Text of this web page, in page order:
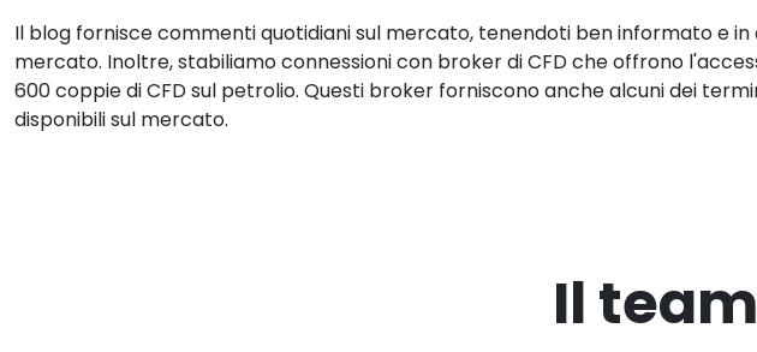
Il blog fornisce commenti quotidiani sul mercato, tenendoti ben informato e in
mercato. Inoltre, stabiliamo connessioni con broker di CFD che offrono
600 coppie di CFD sul petrolio. Questi broker forniscono anche alcuni dei
disponibili sul mercato.
Il